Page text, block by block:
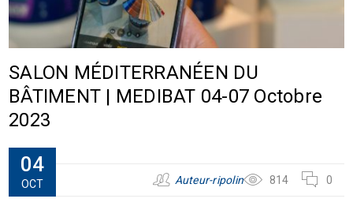
SALON MÉDITERRANÉEN DU
BÂTIMENT | MEDIBAT 04-07 Octobre
2023
04
OCT 0
814
Auteur-ripolin